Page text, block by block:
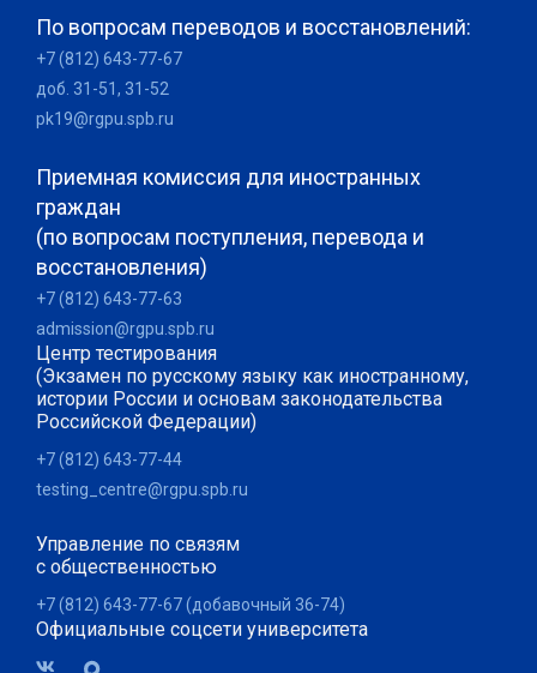
По вопросам переводов и восстановлений:
+7 (812) 643-77-67
доб. 31-51, 31-52
pk19@rgpu.spb.ru
Приемная комиссия для иностранных
граждан
(по вопросам поступления, перевода и
восстановления)
+7 (812) 643-77-63
admission@rgpu.spb.ru
Центр тестирования
(Экзамен по русскому языку как иностранному,
истории России и основам законодательства
Российской Федерации)
+7 (812) 643-77-44
testing_centre@rgpu.spb.ru
Управление по связям
с общественностью
+7 (812) 643-77-67 (добавочный 36-74)
Официальные соцсети университета